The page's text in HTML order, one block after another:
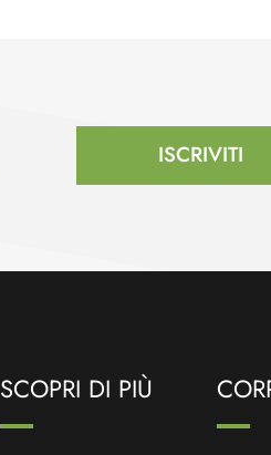
ISCRIVITI
SCOPRI DI PIÙ